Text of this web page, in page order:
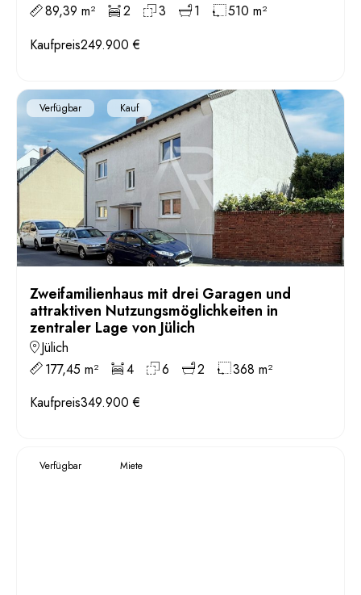
89,39 m²
2 3 1
510 m²
Kaufpreis249.900 €
Verfügbar Kauf
Zweifamilienhaus mit drei Garagen und
attraktiven Nutzungsmöglichkeiten in
zentraler Lage von Jülich
Jülich
177,45 m²
4 6 2
368 m²
Kaufpreis349.900 €
Verfügbar Miete